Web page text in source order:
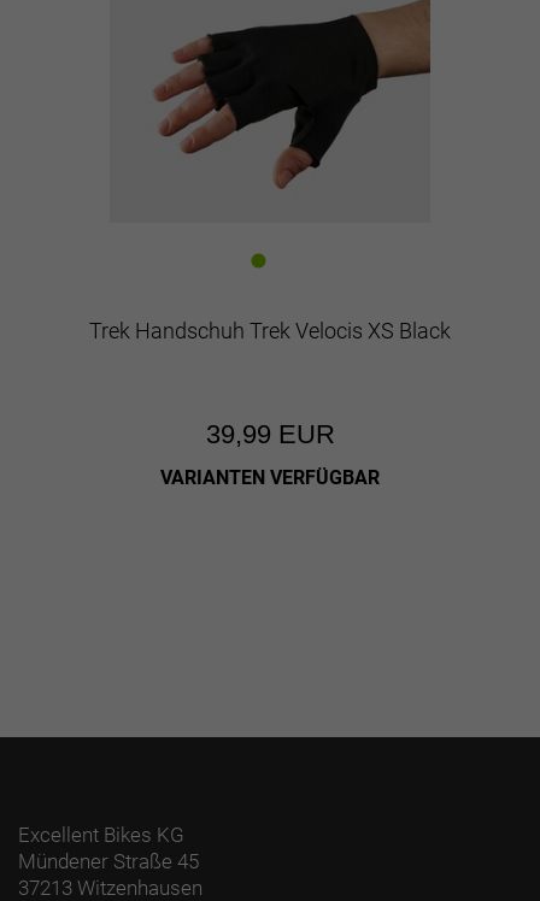
Trek Handschuh Trek Velocis XS Black
39,99 EUR
VARIANTEN VERFÜGBAR
Excellent Bikes KG
Mündener Straße 45
37213 Witzenhausen